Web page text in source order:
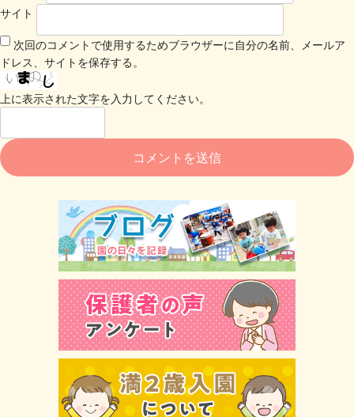
サイト
次回のコメントで使用するためブラウザーに自分の名前、メールア
ドレス、サイトを保存する。
上に表示された文字を入力してください。